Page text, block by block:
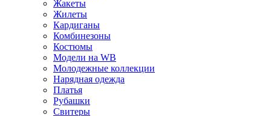
Жакеты
Жилеты
Кардиганы
Комбинезоны
Костюмы
Модели на WB
Молодежные коллекции
Нарядная одежда
Платья
Рубашки
Свитеры